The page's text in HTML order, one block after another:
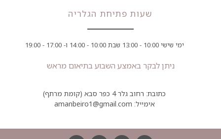
שעות פתיחת הגלריה
ימי שישי 10:00 - 13:00 שבת 10:00 - 14:00 ו- 17:00 - 19:00
ניתן לבקר באמצע השבוע בתיאום מראש
כתובת: רחוב גלר 4 כפר סבא (קומת מרתף)
אימייל: amanbeiro1@gmail.com